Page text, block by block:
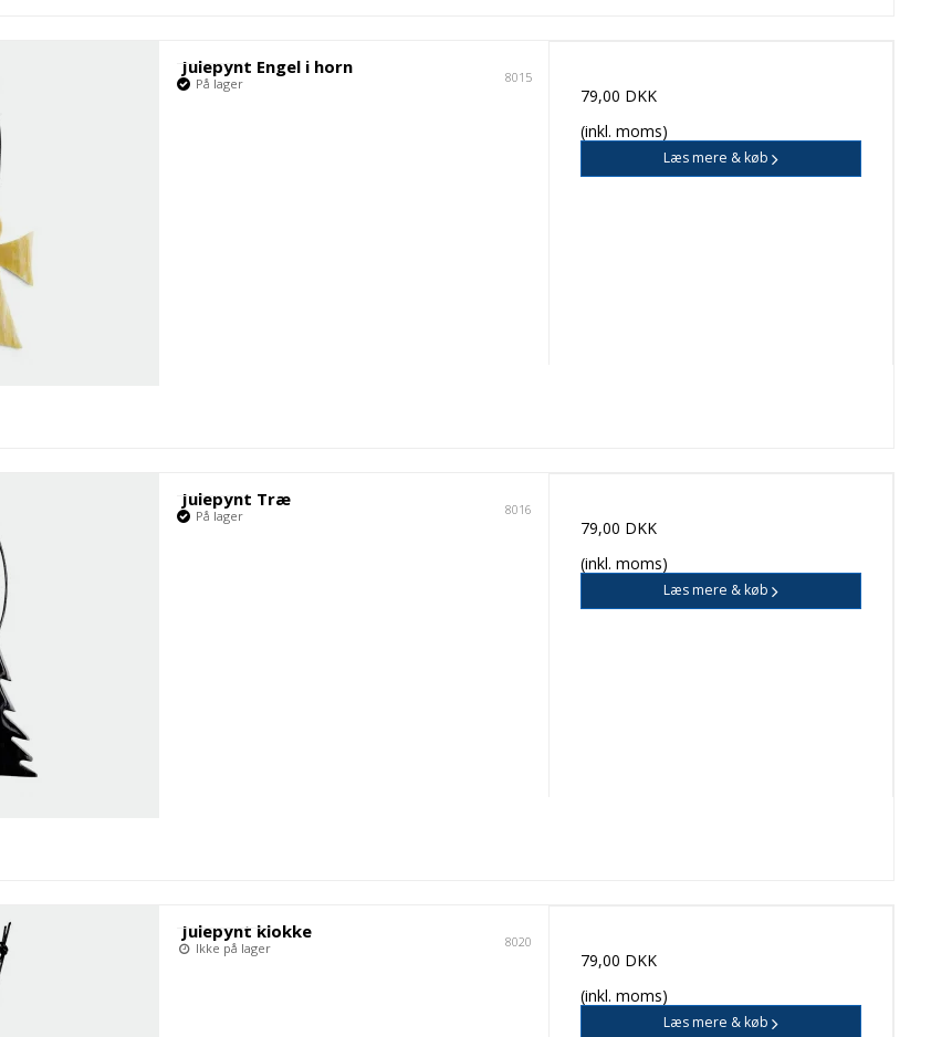
Julepynt Engel i horn 8015
På lager
79,00 DKK
(inkl. moms)
Læs mere & køb
Julepynt Træ 8016
På lager
79,00 DKK
(inkl. moms)
Læs mere & køb
Julepynt klokke 8020
Ikke på lager
79,00 DKK
(inkl. moms)
Læs mere & køb